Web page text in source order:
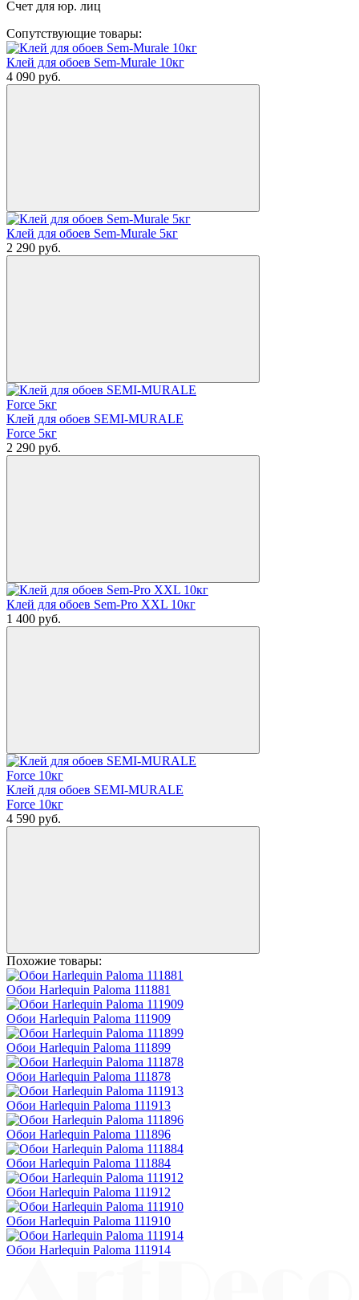
Счет для юр. лиц
Сопутствующие товары:
Клей для обоев Sem-Murale 10кг
4 090 руб.
Клей для обоев Sem-Murale 5кг
2 290 руб.
Клей для обоев SEMI-MURALE
Force 5кг
2 290 руб.
Клей для обоев Sem-Pro XXL 10кг
1 400 руб.
Клей для обоев SEMI-MURALE
Force 10кг
4 590 руб.
Похожие товары:
Обои Harlequin Paloma 111881
Обои Harlequin Paloma 111909
Обои Harlequin Paloma 111899
Обои Harlequin Paloma 111878
Обои Harlequin Paloma 111913
Обои Harlequin Paloma 111896
Обои Harlequin Paloma 111884
Обои Harlequin Paloma 111912
Обои Harlequin Paloma 111910
Обои Harlequin Paloma 111914